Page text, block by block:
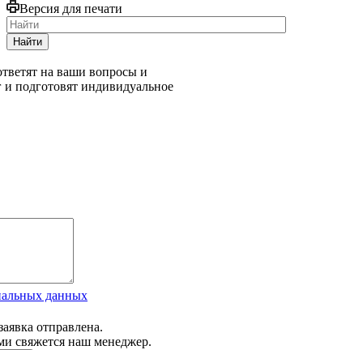
Версия для печати
Найти
на ваши вопросы и
и подготовят индивидуальное
данных
отправлена.
свяжется наш менеджер.